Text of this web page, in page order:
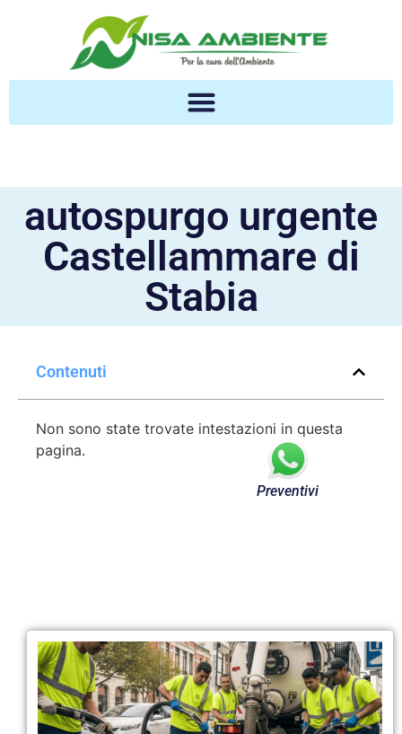
autospurgo urgente
Castellammare di
Stabia
Contenuti
Non sono state trovate intestazioni in questa
pagina.
Preventivi